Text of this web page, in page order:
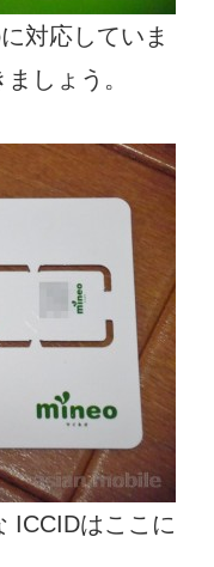
対応していま
しょう。
ICCIDはここに